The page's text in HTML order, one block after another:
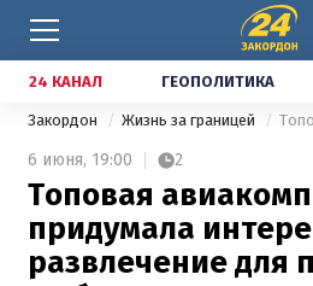
24 КАНАЛ ГЕОПОЛИТИКА
Закордон Жизнь за границей
6 июня, 19:00 2
Топовая
придумала
развлечение для